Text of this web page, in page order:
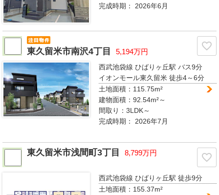
完成時期：2026年6月
東久留米市南沢4丁目 5,194万円
西武池袋線 ひばりヶ丘駅バス9分
イオンモール東久留米 徒歩4～6分
土地面積：115.75m²
建物面積：92.54m²～
間取り：3LDK～
完成時期： 2026年7月
東久留米市浅間町3丁目 8,799万円
西武池袋線 ひばりヶ丘駅徒歩9分
土地面積：155.37m²